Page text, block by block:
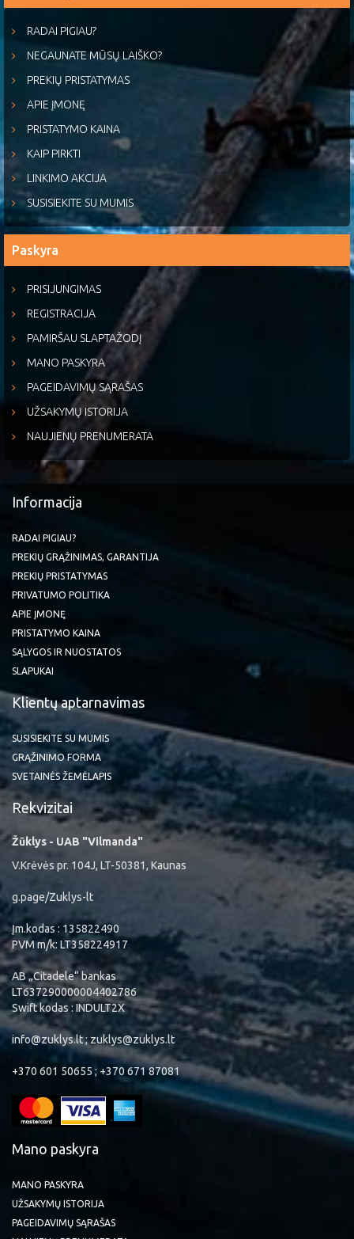
RADAI PIGIAU?
NEGAUNATE MŪSŲ LAIŠKO?
PREKIŲ PRISTATYMAS
APIE ĮMONĘ
PRISTATYMO KAINA
KAIP PIRKTI
LINKIMO AKCIJA
SUSISIEKITE SU MUMIS
Paskyra
PRISIJUNGIMAS
REGISTRACIJA
PAMIRŠAU SLAPTAŽODĮ
MANO PASKYRA
PAGEIDAVIMŲ SĄRAŠAS
UŽSAKYMŲ ISTORIJA
NAUJIENŲ PRENUMERATA
Informacija
RADAI PIGIAU?
PREKIŲ GRĄŽINIMAS, GARANTIJA
PREKIŲ PRISTATYMAS
PRIVATUMO POLITIKA
APIE ĮMONĘ
PRISTATYMO KAINA
SĄLYGOS IR NUOSTATOS
SLAPUKAI
Klientų aptarnavimas
SUSISIEKITE SU MUMIS
GRĄŽINIMO FORMA
SVETAINĖS ŽEMĖLAPIS
Rekvizitai
Žūklys - UAB "Vilmanda"
V.Krėvės pr. 104J, LT-50381, Kaunas
g.page/Zuklys-lt
Įm.kodas : 135822490
PVM m/k: LT358224917
AB „Citadele“ bankas
LT637290000004402786
Swift kodas : INDULT2X
info@zuklys.lt ; zuklys@zuklys.lt
+370 601 50655 ; +370 671 87081
Mano paskyra
MANO PASKYRA
UŽSAKYMŲ ISTORIJA
PAGEIDAVIMŲ SĄRAŠAS